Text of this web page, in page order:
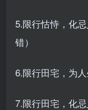
5.限行怙恃，化
错）
6.限行田宅，为
7.限行田宅，化